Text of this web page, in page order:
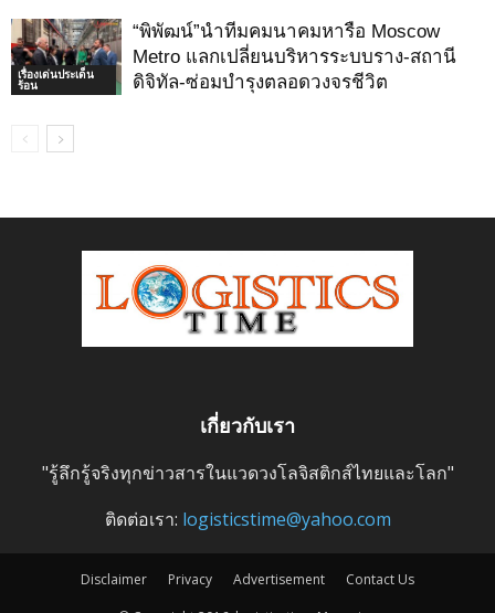
เรื่องเด่นประเด็น
ร้อน
“พิพัฒน์”นำทีมคมนาคมหารือ Moscow
Metro แลกเปลี่ยนบริหารระบบราง-สถานี
ดิจิทัล-ซ่อมบำรุงตลอดวงจรชีวิต
เกี่ยวกับเรา
"รู้ลึกรู้จริงทุกข่าวสารในแวดวงโลจิสติกส์ไทยและโลก"
ติดต่อเรา: logisticstime@yahoo.com
Disclaimer Privacy Advertisement
Contact Us